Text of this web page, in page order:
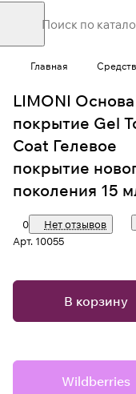
Главная
LIMONI
покрытие Gel
Coat Гелевое
покрытие
поколения 15
0
Нет отзывов
Арт. 10055
В корзину
Wildberries